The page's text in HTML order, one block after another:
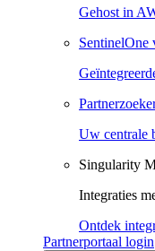
Gehost in
SentinelOne
Uw centrale
Singularity
Integraties
Ontdek
Partnerportaal login